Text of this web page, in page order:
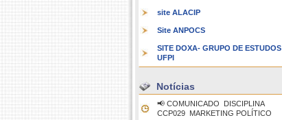
site ALACIP
Site ANPOCS
SITE DOXA- GRUPO DE ESTUDOS
UFPI
Notícias
📢 COMUNICADO  DISCIPLINA
CCP029  MARKETING POLÍTICO